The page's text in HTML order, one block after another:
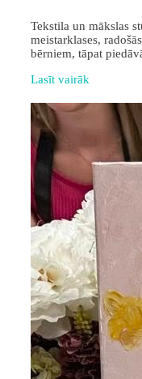
Tekstila un mākslas
meistarklases,
bērniem, tāpat
Lasīt vairāk